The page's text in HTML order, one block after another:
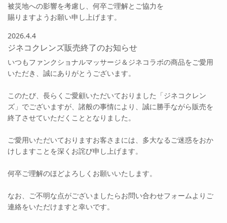
被災地への影響を考慮し、何卒ご理解とご協力を
賜りますようお願い申し上げます。
2026.4.4
ジネコクレンズ販売終了のお知らせ
いつもファンクショナルマッサージ＆ジネコラボの商品をご愛用
いただき、誠にありがとうございます。
このたび、長らくご愛顧いただいておりました「ジネコクレン
ズ」でございますが、諸般の事情により、誠に勝手ながら販売を
終了させていただくこととなりました。
ご愛用いただいておりますお客さまには、多大なるご迷惑をおか
けしますことを深くお詫び申し上げます。
何卒ご理解のほどよろしくお願いいたします。
なお、ご不明な点がございましたらお問い合わせフォームよりご
連絡をいただけますと幸いです。